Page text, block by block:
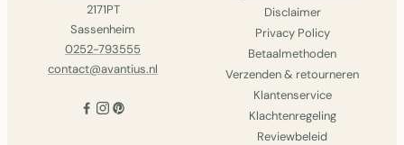
2171PT
Sassenheim
0252-793555
contact@avantius.nl
Disclaimer
Privacy Policy
Betaalmethoden
Verzenden & retourneren
Klantenservice
Klachtenregeling
Reviewbeleid